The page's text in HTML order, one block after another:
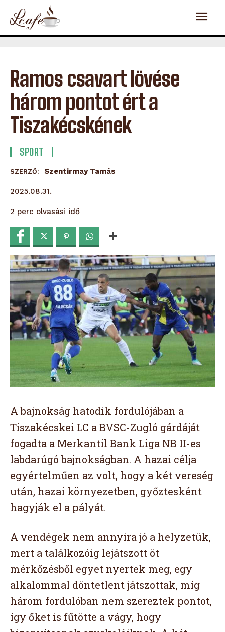
Ramos csavart lövése
három pontot ért a
Tiszakécskének
SPORT
SZERZŐ: Szentirmay Tamás
2025.08.31.
2 perc olvasási idő
A bajnokság hatodik fordulójában a
Tiszakécskei LC a BVSC-Zugló gárdáját
fogadta a Merkantil Bank Liga NB II-es
labdarúgó bajnokságban. A hazai célja
egyértelműen az volt, hogy a két vereség
után, hazai környezetben, győztesként
hagyják el a pályát.
A vendégek nem annyira jó a helyzetük,
mert a találkozóig lejátszott öt
mérkőzésből egyet nyertek meg, egy
alkalommal döntetlent játszottak, míg
három fordulóban nem szereztek pontot,
így őket is fűtötte a vágy, hogy